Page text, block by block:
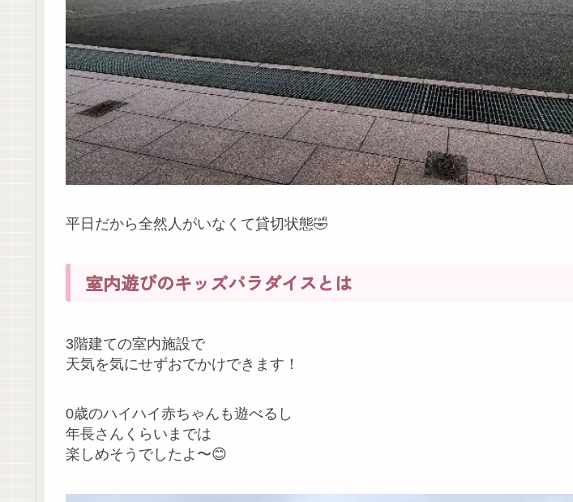
平日だから全然人がいなくて貸切状態🤣
室内遊びのキッズパラダイスとは
3階建ての室内施設で
天気を気にせずおでかけできます！
0歳のハイハイ赤ちゃんも遊べるし
年長さんくらいまでは
楽しめそうでしたよ〜😊